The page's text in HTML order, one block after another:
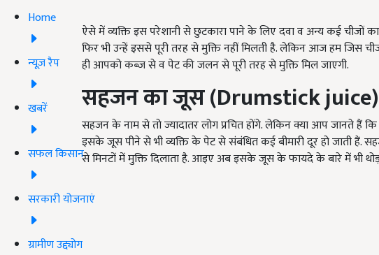
Home
न्यूज़ रैप
खबरें
सफल किसान
सरकारी योजनाएं
ग्रामीण उद्द्योग
ऐसे में व्यक्ति इस परेशानी से छुटकारा पाने के लिए दवा व अन्य कई चीजों
फिर भी उन्हें इससे पूरी तरह से मुक्ति नहीं मिलती है. लेकिन आज हम जिस
ही आपको कब्ज से व पेट की जलन से पूरी तरह से मुक्ति मिल जाएगी.
सहजन का जूस(Drumstick juice)
सहजन के नाम से तो ज्यादातर लोग प्रचित होंगे. लेकिन क्या आप जानते हैं
इसके जूस पीने से भी व्यक्ति के पेट से संबंधित कई बीमारी दूर हो जाती हैं.
से मिनटों में मुक्ति दिलाता है. आइए अब इसके जूस के फायदे के बारे में भी